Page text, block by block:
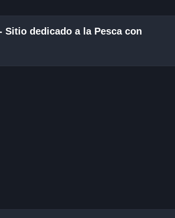
Sitio dedicado a la Pesca con